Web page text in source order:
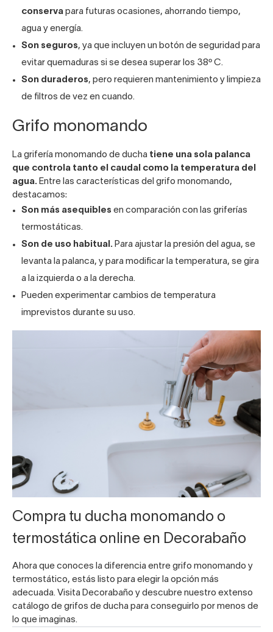
conserva para futuras ocasiones, ahorrando tiempo,
agua y energía.
Son seguros, ya que incluyen un botón de seguridad para
evitar quemaduras si se desea superar los 38º C.
Son duraderos, pero requieren mantenimiento y limpieza
de filtros de vez en cuando.
Grifo monomando
La grifería monomando de ducha tiene una sola palanca
que controla tanto el caudal como la temperatura del
agua. Entre las características del grifo monomando,
destacamos:
Son más asequibles en comparación con las griferías
termostáticas.
Son de uso habitual. Para ajustar la presión del agua, se
levanta la palanca, y para modificar la temperatura, se gira
a la izquierda o a la derecha.
Pueden experimentar cambios de temperatura
imprevistos durante su uso.
Compra tu ducha monomando o
termostática online en Decorabaño
Ahora que conoces la diferencia entre grifo monomando y
termostático, estás listo para elegir la opción más
adecuada. Visita Decorabaño y descubre nuestro extenso
catálogo de grifos de ducha para conseguirlo por menos de
lo que imaginas.